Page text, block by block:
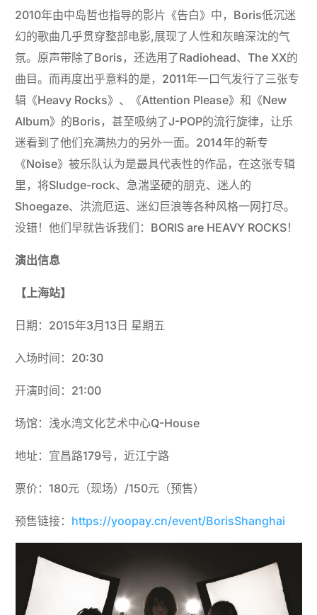
2010年由中岛哲也指导的影片《告白》中，Boris低沉迷
幻的歌曲几乎贯穿整部电影,展现了人性和灰暗深沈的气
氛。原声带除了Boris，还选用了Radiohead、The XX的
曲目。而再度出乎意料的是，2011年一口气发行了三张专
辑《Heavy Rocks》、《Attention Please》和《New
Album》的Boris，甚至吸纳了J-POP的流行旋律，让乐
迷看到了他们充满热力的另外一面。2014年的新专
《Noise》被乐队认为是最具代表性的作品，在这张专辑
里，将Sludge-rock、急湍坚硬的朋克、迷人的
Shoegaze、洪流厄运、迷幻巨浪等各种风格一网打尽。
没错！他们早就告诉我们：BORIS are HEAVY ROCKS！
演出信息
【上海站】
日期：2015年3月13日 星期五
入场时间：20:30
开演时间：21:00
场馆：浅水湾文化艺术中心Q-House
地址：宜昌路179号，近江宁路
票价：180元（现场）/150元（预售）
预售链接： https://yoopay.cn/event/BorisShanghai